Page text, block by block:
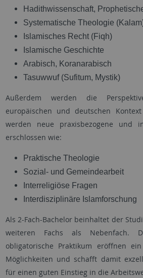
Hadithwissenschaft,
Systematische Theologie
Islamisches Recht (Fiqh)
Islamische Geschichte
Arabisch, Koranarabisch
Tasuwwuf (Sufitum, Mystik)
Außerdem werden die
europäischen und deutschen
werden neue praxisbezogene und
erschlossen wie:
Praktische Theologie
Sozial- und Gemeindearbeit
Interreligiöse Fragen
Interdisziplinäre Islamforschung
Als 2-Fach-Bachelor beinhaltet der
weiteren Fachs als Nebenfach.
obligatorische Praktikum eröffnen
Möglichkeiten und schafft damit
für einen guten Einstieg in die